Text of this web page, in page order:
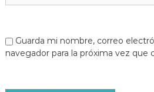
Guarda mi nombre, correo
navegador para la próxima vez que